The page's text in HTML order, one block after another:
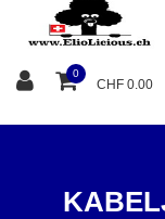
0
CHF 0.00